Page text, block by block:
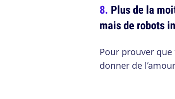
Plus de la
mais de robots
Pour prouver
donner de